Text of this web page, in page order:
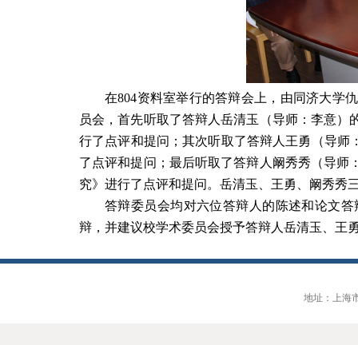
在804资料室举行的答辩会上，由同济大学
员会，首先听取了答辩人岳清玉（导师：李意
行了点评和提问；其次听取了答辩人王勇（导师
了点评和提问；最后听取了答辩人阚秀秀（导
究》进行了点评和提问。岳清玉、王勇、阚秀秀
答辩委员会均对六位答辩人的陈述和论文
辩，并建议校学术委员会授予答辩人岳清玉、王
地址：上海